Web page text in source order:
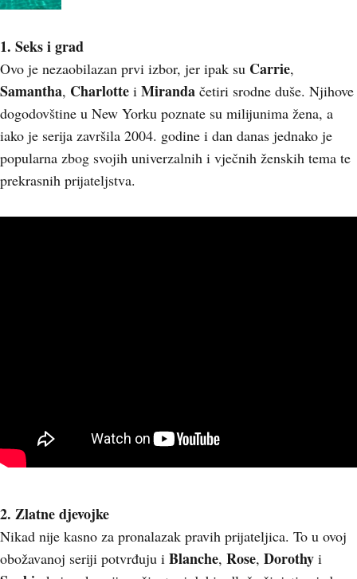
1. Seks i grad
Ovo je nezaobilazan prvi izbor, jer ipak su Carrie,
Samantha, Charlotte i Miranda četiri srodne duše. Njihove
dogodovštine u New Yorku poznate su milijunima žena, a
iako je serija završila 2004. godine i dan danas jednako je
popularna zbog svojih univerzalnih i vječnih ženskih tema te
prekrasnih prijateljstva.
2. Zlatne djevojke
Nikad nije kasno za pronalazak pravih prijateljica. To u ovoj
obožavanoj seriji potvrđuju i Blanche, Rose, Dorothy i